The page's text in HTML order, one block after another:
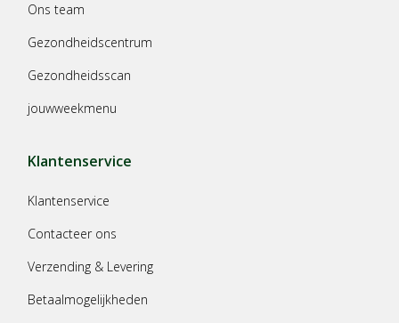
Ons team
Gezondheidscentrum
Gezondheidsscan
jouwweekmenu
Klantenservice
Klantenservice
Contacteer ons
Verzending & Levering
Betaalmogelijkheden